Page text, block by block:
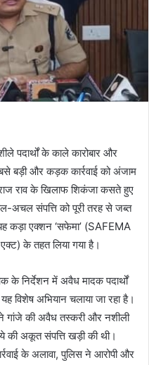
पदार्थों के काले कारोबार और
बड़ी और कड़क कार्रवाई को अंजाम
राव के खिलाफ शिकंजा कसते हुए
अचल संपत्ति को पूरी तरह से जब्त
कड़ा एक्शन ‘सफेमा’ (SAFEMA
के तहत लिया गया है।
के निर्देशन में अवैध मादक पदार्थों
विशेष अभियान चलाया जा रहा है।
गांजे की अवैध तस्करी और नशीली
की अकूत संपत्ति खड़ी की थी।
के अलावा, पुलिस ने आरोपी और